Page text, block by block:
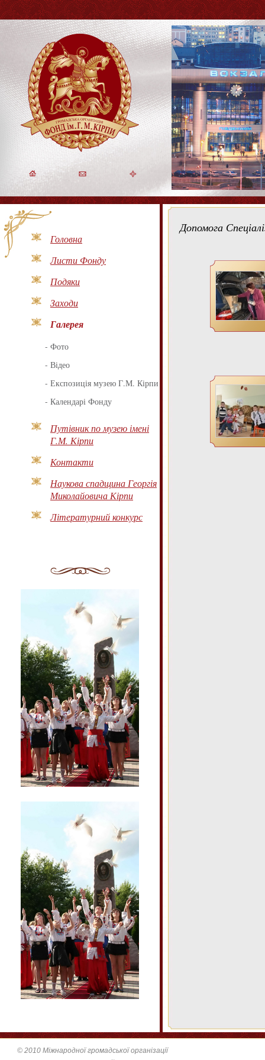
Головна
Листи Фонду
Подяки
Заходи
Галерея
- Фото
- Відео
- Експозиція музею Г.М. Кірпи
- Календарі Фонду
Путівник по музею імені
Г.М. Кірпи
Контакти
Наукова спадщина Георгія
Миколайовича Кірпи
Літературний конкурс
Допомога
© 2010 Міжнародної громадської організації